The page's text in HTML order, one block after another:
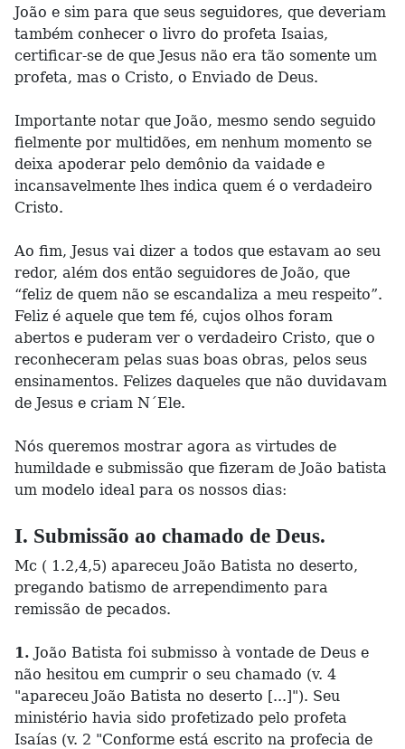
João e sim para que seus seguidores, que deveriam
também conhecer o livro do profeta Isaias,
certificar-se de que Jesus não era tão somente um
profeta, mas o Cristo, o Enviado de Deus.
Importante notar que João, mesmo sendo seguido
fielmente por multidões, em nenhum momento se
deixa apoderar pelo demônio da vaidade e
incansavelmente lhes indica quem é o verdadeiro
Cristo.
Ao fim, Jesus vai dizer a todos que estavam ao seu
redor, além dos então seguidores de João, que
“feliz de quem não se escandaliza a meu respeito”.
Feliz é aquele que tem fé, cujos olhos foram
abertos e puderam ver o verdadeiro Cristo, que o
reconheceram pelas suas boas obras, pelos seus
ensinamentos. Felizes daqueles que não duvidavam
de Jesus e criam N´Ele.
Nós queremos mostrar agora as virtudes de
humildade e submissão que fizeram de João batista
um modelo ideal para os nossos dias:
I. Submissão ao chamado de Deus.
Mc ( 1.2,4,5) apareceu João Batista no deserto,
pregando batismo de arrependimento para
remissão de pecados.
1. João Batista foi submisso à vontade de Deus e
não hesitou em cumprir o seu chamado (v. 4
"apareceu João Batista no deserto [...]"). Seu
ministério havia sido profetizado pelo profeta
Isaías (v. 2 "Conforme está escrito na profecia de